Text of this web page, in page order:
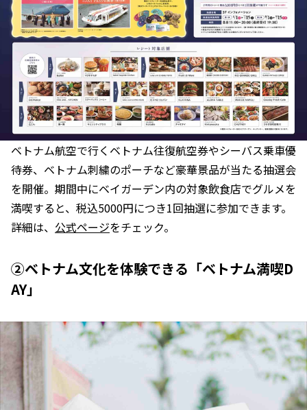
ベトナム航空で行くベトナム往復航空券やシーバス乗車優
待券、ベトナム刺繍のポーチなど豪華景品が当たる抽選会
を開催。期間中にベイガーデン内の対象飲食店でグルメを
満喫すると、税込5000円につき1回抽選に参加できます。
詳細は、 公式ページをチェック。
②ベトナム文化を体験できる「ベトナム満喫D
AY」